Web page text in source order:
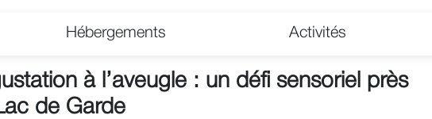
Hébergements Activités
à l’aveugle : un défi sensoriel près
de Garde